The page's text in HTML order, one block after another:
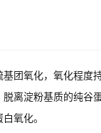
基团氧化，氧化程度
脱离淀粉基质的纯谷
白氧化。